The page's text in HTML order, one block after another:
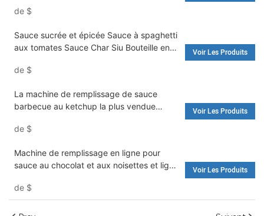
Prix de la machine d'emballage et machine
de $
Sauce sucrée et épicée Sauce à spaghetti
aux tomates Sauce Char Siu Bouteille en
automatique rotative - Machine de
de $
Voir Les Produits
La machine de remplissage de sauce
barbecue au ketchup la plus vendue
Machine de remplissage et machines
de $
Voir Les Produits
Machine de remplissage en ligne pour
sauce au chocolat et aux noisettes et ligne
de remplissage d'eau et machine à laver
de $
Voir Les Produits